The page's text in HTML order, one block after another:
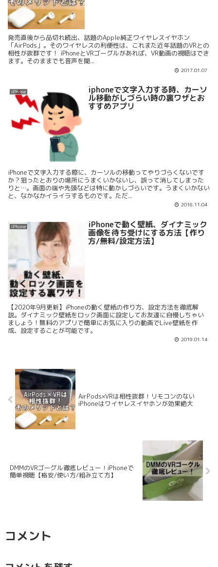
発売直後から品切れ続出、話題のApple純正ワイヤレスイヤホン
「AirPods」。そのワイヤレスの利便性は、これまた近年話題のVRとの
相性が抜群です！ iPhoneとVRゴーグルがあれば、VR動画の視聴はでき
ます。そのままでも音声を聞...
2017.01.07
iPhone iphoneで文字入力する時、カーソ
ル移動がしづらい時の裏ワザとお
すすめアプリ
iPhoneで文字入力する際に、カーソルの移動ってやりづらくないです
か？狙ったとおりの場所にうまくいかないし、誤って消してしまった
りと…。画面の端や先頭などは特に動かしづらいです。うまくいかない
と、なかなかイライラするものです。ただ...
2016.11.04
iPhone iPhoneで動く壁紙、ダイナミック
画像を待ち受けにする方法【作り
方/無料/設定方法】
【2020年9月更新】iPhoneの動く壁紙の作り方、設定方法を徹底解
説。ダイナミック壁紙をロック画面に設定してお友達に自慢しちゃい
ましょう！無料のアプリで簡単にお気に入りの動画でLive壁紙を作
成、設定することが可能です。
2019.01.14
AirPods×VRは相性抜群！リモコンのない
iPhoneはワイヤレスイヤホンが効果絶大
DMMのVRゴーグル徹底レビュー！iPhoneで
簡単視聴【格安/使い方/組み立て方】
コメント